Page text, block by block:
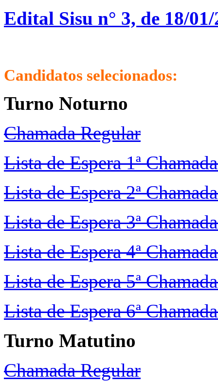
Edital Sisu n° 3, de 18/01/
Candidatos selecionados:
Turno Noturno
Chamada Regular
Lista de Espera 1ª
Lista de Espera 2ª
Lista de Espera 3ª
Lista de Espera 4ª
Lista de Espera 5ª
Lista de Espera 6ª
Turno Matutino
Chamada Regular